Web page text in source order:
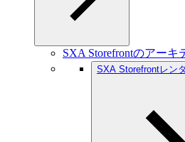
SXA Storefrontのアーキ
SXA Storefrontレン